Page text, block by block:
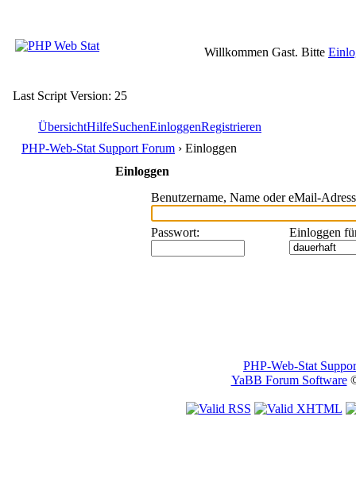
Willkommen Gast. Bitte
Last Script Version: 25
ÜbersichtHilfeSuchenEinloggenRegistrieren
PHP-Web-Stat Support Forum › Einloggen
Einloggen
Benutzername, Name oder eMail-
Passwort: Einloggen
PHP-Web-Stat
YaBB Forum Software©